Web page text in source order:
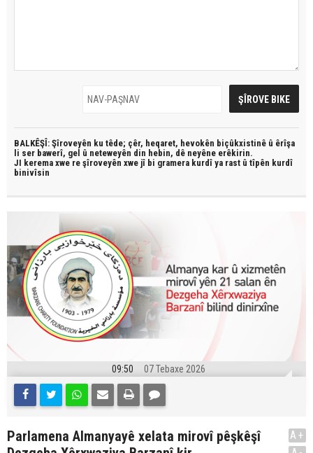
BALKÊŞÎ: Şîroveyên ku têde; çêr, heqaret, hevokên biçûkxistinê û êrîşa
li ser bawerî, gel û neteweyên din hebin, dê neyêne erêkirin.
JI kerema xwe re şîroveyên xwe jî bi gramera kurdî ya rast û tîpên kurdî
binivîsin
09:50 07 Tebaxe 2026
Parlamena Almanyayê xelata mirovî pêşkêşî
A+